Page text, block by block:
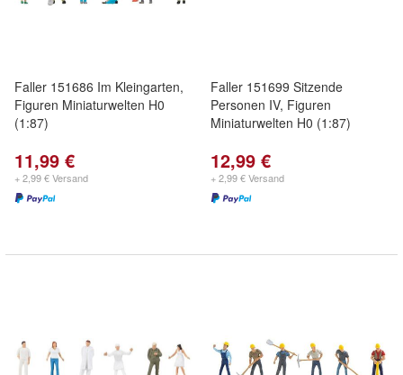
Faller 151686 Im Kleingarten,
Figuren Miniaturwelten H0
(1:87)
11,99 €
+ 2,99 € Versand
Faller 151699 Sitzende
Personen IV, Figuren
Miniaturwelten H0 (1:87)
12,99 €
+ 2,99 € Versand